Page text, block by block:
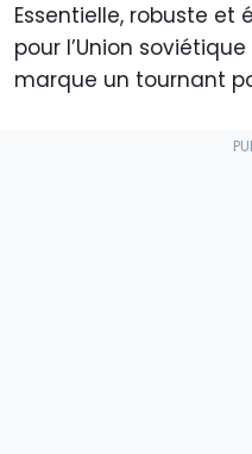
Essentielle, robuste
pour l’Union
marque un tournant